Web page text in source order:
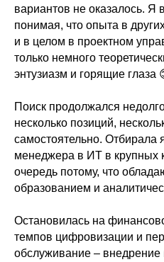
вариантов не оказалось.
понимая, что опыта в
и в целом в проектном
только немного
энтузиазм и горящие глаза
Поиск продолжался
несколько позиций,
самостоятельно. Отбирала
менеджера в ИТ в крупных
очередь потому, что
образованием и
Остановилась на
темпов цифровизации и
обслуживание –